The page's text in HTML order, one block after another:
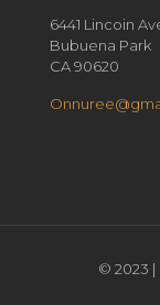
6441 Lincoin
Bubuena Park
CA 90620
© 2023 |